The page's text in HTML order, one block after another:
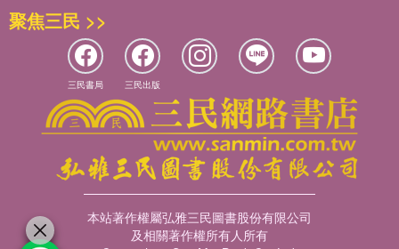
聚焦三民 >>
三民書局 三民出版
本站著作權屬弘雅三民圖書股份有限公司
及相關著作權所有人所有